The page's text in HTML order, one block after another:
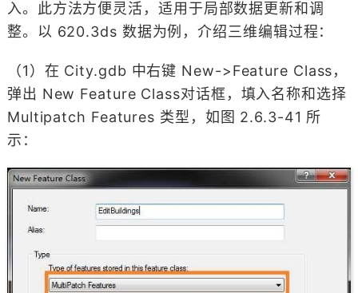
入。此方法方便灵活，适用于局部数据更新和调
整。以 620.3ds 数据为例，介绍三维编辑过程：
（1）在 City.gdb 中右键 New->Feature Class，
弹出 New Feature Class对话框，填入名称和选择
Multipatch Features 类型，如图 2.6.3-41 所
示：